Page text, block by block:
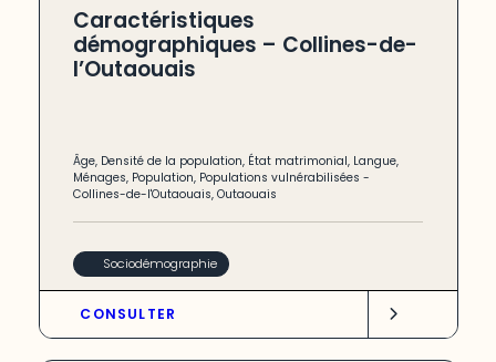
Caractéristiques
démographiques – Collines-de-
l’Outaouais
Âge, Densité de la population, État matrimonial, Langue,
Ménages, Population, Populations vulnérabilisées -
Collines-de-l'Outaouais,Outaouais
Sociodémographie
CONSULTER